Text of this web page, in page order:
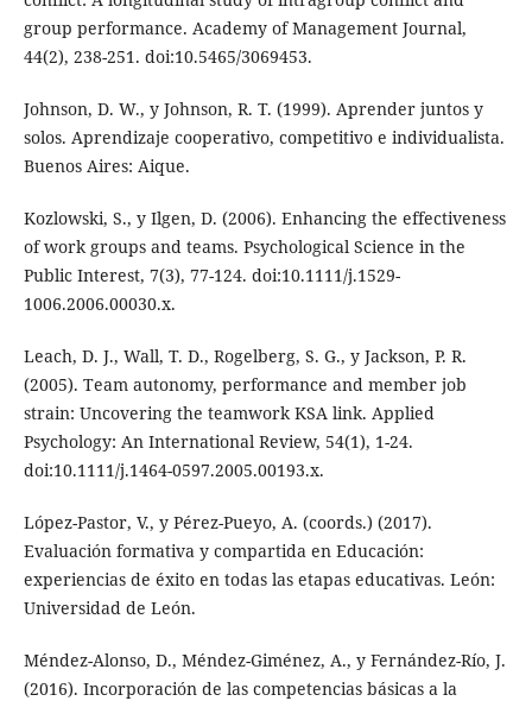
group performance. Academy of Management Journal,
44(2), 238-251. doi:10.5465/3069453.
Johnson, D. W., y Johnson, R. T. (1999). Aprender juntos y
solos. Aprendizaje cooperativo, competitivo e individualista.
Buenos Aires: Aique.
Kozlowski, S., y Ilgen, D. (2006). Enhancing the effectiveness
of work groups and teams. Psychological Science in the
Public Interest, 7(3), 77-124. doi:10.1111/j.1529-
1006.2006.00030.x.
Leach, D. J., Wall, T. D., Rogelberg, S. G., y Jackson, P. R.
(2005). Team autonomy, performance and member job
strain: Uncovering the teamwork KSA link. Applied
Psychology: An International Review, 54(1), 1-24.
doi:10.1111/j.1464-0597.2005.00193.x.
López-Pastor, V., y Pérez-Pueyo, A. (coords.) (2017).
Evaluación formativa y compartida en Educación:
experiencias de éxito en todas las etapas educativas. León:
Universidad de León.
Méndez-Alonso, D., Méndez-Giménez, A., y Fernández-Río, J.
(2016). Incorporación de las competencias básicas a la